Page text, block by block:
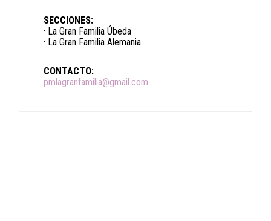
SECCIONES:
· La Gran Familia Úbeda
· La Gran Familia Alemania
CONTACTO:
pmlagranfamilia@gmail.com